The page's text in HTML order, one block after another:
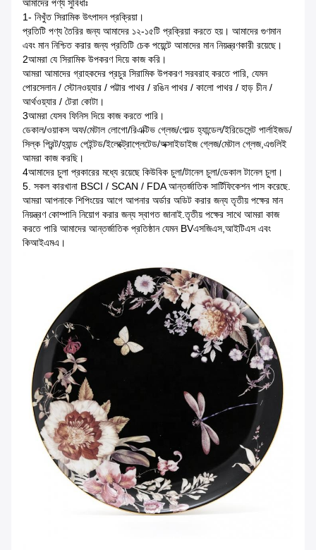
আমাদের পণ্য সুবিধাঃ
1- নিখুঁত সিরামিক উৎপাদন প্রক্রিয়া।
প্রতিটি পণ্য তৈরির জন্য আমাদের ১২-১৫টি প্রক্রিয়া করতে হয়। আমাদের গুণমান
এবং মান নিশ্চিত করার জন্য প্রতিটি চেক পয়েন্টে আমাদের মান নিয়ন্ত্রণকারী রয়েছে।
2আমরা যে সিরামিক উপকরণ দিয়ে কাজ করি।
আমরা আমাদের গ্রাহকদের প্রচুর সিরামিক উপকরণ সরবরাহ করতে পারি, যেমন
পোরসেলান / স্টোনওয়্যার / পট্টার পাথর / রঙিন পাথর / কালো পাথর / হাড় চীন /
আর্থওয়্যার / টেরা কোটা।
3আমরা যেসব ফিনিস দিয়ে কাজ করতে পারি।
ডেকাল/ওয়াকস অফ/মেটাল লোগো/রিএক্টিভ গ্লেজ/গোল্ড হ্যান্ডেল/ইরিডেসেন্ট পার্লাইজড/
সিল্ক প্রিন্ট/হ্যান্ড পেইন্টড/ইলেক্ট্রোপ্লেটেড/অক্সাইডাইজ গ্লেজ/মেটাল গ্লেজ,এগুলিই
আমরা কাজ করছি।
4আমাদের চুলা প্রকারের মধ্যে রয়েছে কিউবিক চুলা/টানেল চুলা/ডেকাল টানেল চুলা।
5. সকল কারখানা BSCI / SCAN / FDA আন্তর্জাতিক সার্টিফিকেশন পাস করেছে.
আমরা আপনাকে শিপিংয়ের আগে আপনার অর্ডার অডিট করার জন্য তৃতীয় পক্ষের মান
নিয়ন্ত্রণ কোম্পানি নিয়োগ করার জন্য স্বাগত জানাই.তৃতীয় পক্ষের সাথে আমরা কাজ
করতে পারি আমাদের আন্তর্জাতিক প্রতিষ্ঠান যেমন BVএসজিএস,আইটিএস এবং
কিআইএমএ।